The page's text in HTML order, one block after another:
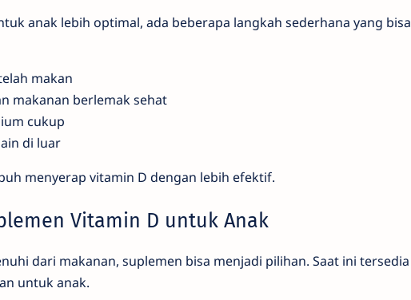
anak lebih optimal, ada beberapa langkah sederhana yang bisa
makan
makanan berlemak sehat
cukup
di luar
menyerap vitamin D dengan lebih efektif.
Vitamin D untuk Anak
dari makanan, suplemen bisa menjadi pilihan. Saat ini tersedia
untuk anak.